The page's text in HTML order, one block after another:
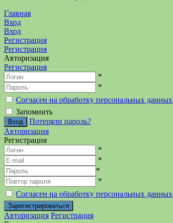
Главная
Вход
Вход
Регистрация
Регистрация
Авторизация
Регистрация
*
*
Согласен на обработку персональных данных
Запомнить
Потеряли пароль?
Авторизация
Регистрация
*
*
*
*
Согласен на обработку персональных данных
Авторизация Регистрация